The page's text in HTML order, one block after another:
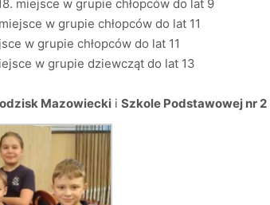
miejsce w grupie chłopców do lat 9
w grupie chłopców do lat 11
w grupie chłopców do lat 11
w grupie dziewcząt do lat 13
Mazowiecki i Szkole Podstawowej nr 2